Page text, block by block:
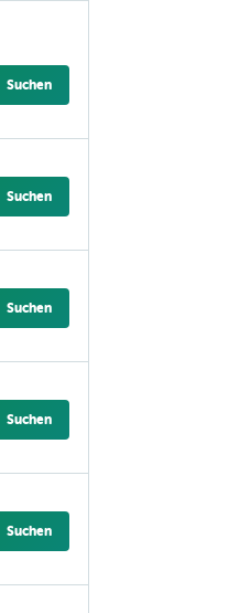
Suchen
Suchen
Suchen
Suchen
Suchen